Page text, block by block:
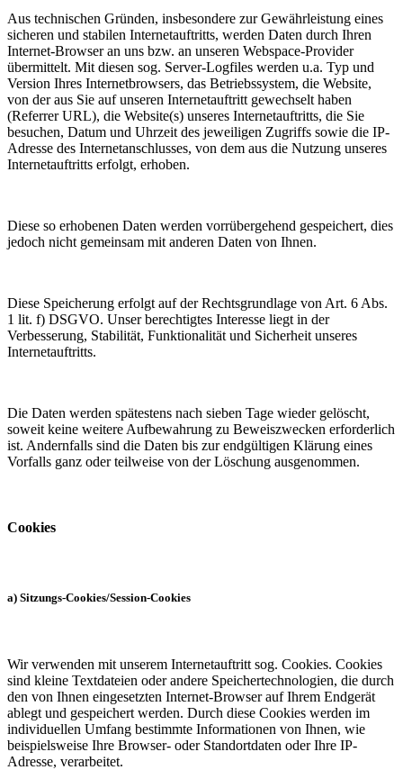
Aus technischen Gründen, insbesondere zur Gewährleistung eines
sicheren und stabilen Internetauftritts, werden Daten durch Ihren
Internet-Browser an uns bzw. an unseren Webspace-Provider
übermittelt. Mit diesen sog. Server-Logfiles werden u.a. Typ und
Version Ihres Internetbrowsers, das Betriebssystem, die Website,
von der aus Sie auf unseren Internetauftritt gewechselt haben
(Referrer URL), die Website(s) unseres Internetauftritts, die Sie
besuchen, Datum und Uhrzeit des jeweiligen Zugriffs sowie die IP-
Adresse des Internetanschlusses, von dem aus die Nutzung unseres
Internetauftritts erfolgt, erhoben.
Diese so erhobenen Daten werden vorrübergehend gespeichert, dies
jedoch nicht gemeinsam mit anderen Daten von Ihnen.
Diese Speicherung erfolgt auf der Rechtsgrundlage von Art. 6 Abs.
1 lit. f) DSGVO. Unser berechtigtes Interesse liegt in der
Verbesserung, Stabilität, Funktionalität und Sicherheit unseres
Internetauftritts.
Die Daten werden spätestens nach sieben Tage wieder gelöscht,
soweit keine weitere Aufbewahrung zu Beweiszwecken erforderlich
ist. Andernfalls sind die Daten bis zur endgültigen Klärung eines
Vorfalls ganz oder teilweise von der Löschung ausgenommen.
Cookies
a) Sitzungs-Cookies/Session-Cookies
Wir verwenden mit unserem Internetauftritt sog. Cookies. Cookies
sind kleine Textdateien oder andere Speichertechnologien, die durch
den von Ihnen eingesetzten Internet-Browser auf Ihrem Endgerät
ablegt und gespeichert werden. Durch diese Cookies werden im
individuellen Umfang bestimmte Informationen von Ihnen, wie
beispielsweise Ihre Browser- oder Standortdaten oder Ihre IP-
Adresse, verarbeitet.